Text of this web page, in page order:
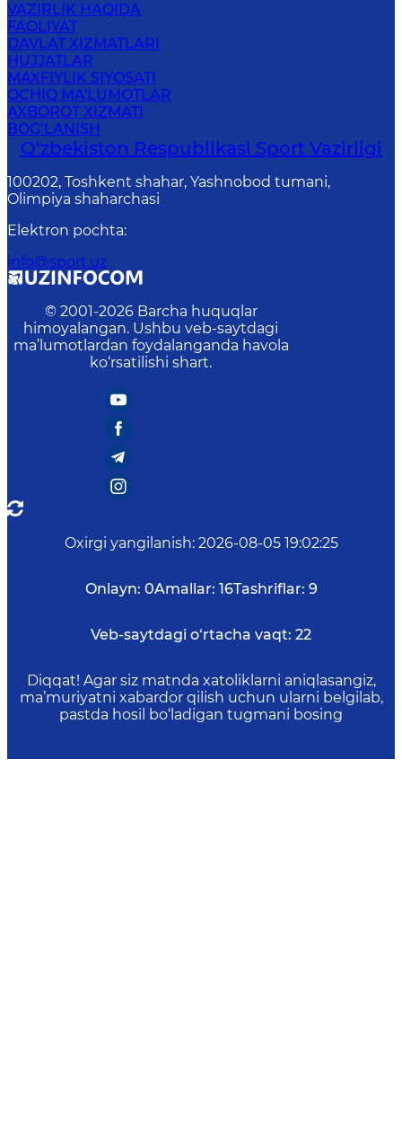
VAZIRLIK HAQIDA
FAOLIYAT
DAVLAT XIZMATLARI
HUJJATLAR
MAXFIYLIK SIYOSATI
OCHIQ MA'LUMOTLAR
AXBOROT XIZMATI
BOG‘LANISH
O‘zbekiston Respublikasi Sport Vazirligi
100202, Toshkent shahar, Yashnobod tumani,
Olimpiya shaharchasi
Elektron pochta:
info@sport.uz
© 2001-2026 Barcha huquqlar
himoyalangan. Ushbu veb-saytdagi
ma’lumotlardan foydalanganda havola
ko‘rsatilishi shart.
Oxirgi yangilanish: 2026-08-05 19:02:25
Onlayn: 0Amallar: 16Tashriflar: 9
Veb-saytdagi o‘rtacha vaqt: 22
Diqqat! Agar siz matnda xatoliklarni aniqlasangiz,
ma’muriyatni xabardor qilish uchun ularni belgilab,
pastda hosil bo‘ladigan tugmani bosing